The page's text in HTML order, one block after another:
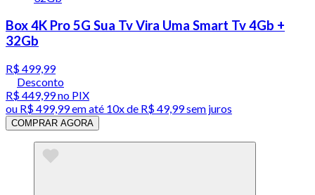
Box 4K Pro 5G Sua Tv Vira Uma Smart Tv 4Gb +
32Gb
R$ 499,99
Desconto
R$ 449,99no PIX
ou R$ 499,99em até 10x de R$ 49,99 sem juros
COMPRAR AGORA